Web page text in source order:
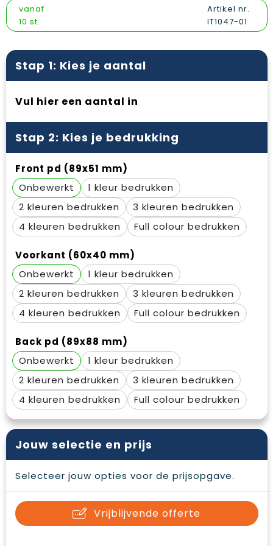
Gilets
Spellen voor binnen en buiten
Sport
Promotietassen
Reistassen
Schoudertassen
Sporttassen
Strandtassen
Tablettassen
Toilettassen
Waterbestendige tassen
Duffeltassen
Goodiebags
Draagtassen
Reflecterende vesten
Regenkleding
Sweaters
T-Shirts
Veiligheidssignalering en Verlichting
Veiligheidsvesten en Veiligheidshesjes
Vesten
Gehoorbescherming
Oog- en gelaatsbescherming
Restauranttextiel
Hoofdbescherming
E.H.B.O.
Ademhalingsbescherming
vanaf
10 st.
Artikel nr.
IT1047-01
Stap 1: Kies je aantal
Vul hier een aantal in
Stap 2: Kies je bedrukking
Front pd (89x51 mm)
Onbewerkt
1
2
3
4
Full colour
Voorkant (60x40 mm)
Onbewerkt
1
2
3
4
Full colour
Back pd (89x88 mm)
Onbewerkt
1
2
3
4
Full colour
Jouw selectie en prijs
Selecteer jouw opties voor de prijsopgave.
Vrijblijvende offerte